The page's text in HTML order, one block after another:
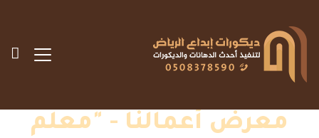
معرض أعمالنا - "معلم